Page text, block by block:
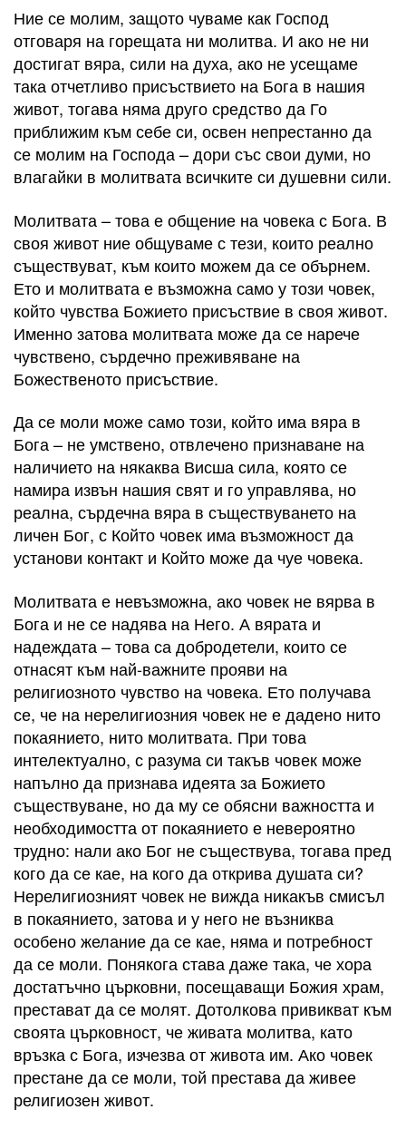
Ние се молим, защото чуваме как Господ
отговаря на горещата ни молитва. И ако не ни
достигат вяра, сили на духа, ако не усещаме
така отчетливо присъствието на Бога в нашия
живот, тогава няма друго средство да Го
приближим към себе си, освен непрестанно да
се молим на Господа – дори със свои думи, но
влагайки в молитвата всичките си душевни сили.
Молитвата – това е общение на човека с Бога. В
своя живот ние общуваме с тези, които реално
съществуват, към които можем да се обърнем.
Ето и молитвата е възможна само у този човек,
който чувства Божието присъствие в своя живот.
Именно затова молитвата може да се нарече
чувствено, сърдечно преживяване на
Божественото присъствие.
Да се моли може само този, който има вяра в
Бога – не умствено, отвлечено признаване на
наличието на някаква Висша сила, която се
намира извън нашия свят и го управлява, но
реална, сърдечна вяра в съществуването на
личен Бог, с Който човек има възможност да
установи контакт и Който може да чуе човека.
Молитвата е невъзможна, ако човек не вярва в
Бога и не се надява на Него. А вярата и
надеждата – това са добродетели, които се
отнасят към най-важните прояви на
религиозното чувство на човека. Ето получава
се, че на нерелигиозния човек не е дадено нито
покаянието, нито молитвата. При това
интелектуално, с разума си такъв човек може
напълно да признава идеята за Божието
съществуване, но да му се обясни важността и
необходимостта от покаянието е невероятно
трудно: нали ако Бог не съществува, тогава пред
кого да се кае, на кого да открива душата си?
Нерелигиозният човек не вижда никакъв смисъл
в покаянието, затова и у него не възниква
особено желание да се кае, няма и потребност
да се моли. Понякога става даже така, че хора
достатъчно църковни, посещаващи Божия храм,
престават да се молят. Дотолкова привикват към
своята църковност, че живата молитва, като
връзка с Бога, изчезва от живота им. Ако човек
престане да се моли, той престава да живее
религиозен живот.